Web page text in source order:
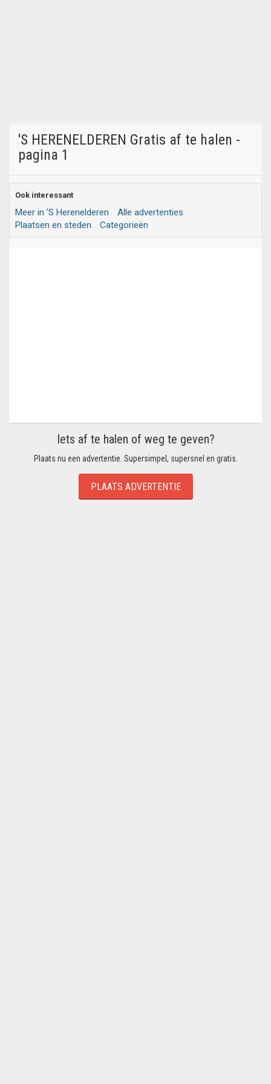
'S HERENELDEREN Gratis af te halen -
pagina 1
Ook interessant
Meer in 'S Herenelderen
Alle advertenties
Plaatsen en steden
Categorieën
Iets af te halen of weg te geven?
Plaats nu een advertentie. Supersimpel, supersnel en gratis.
PLAATS ADVERTENTIE